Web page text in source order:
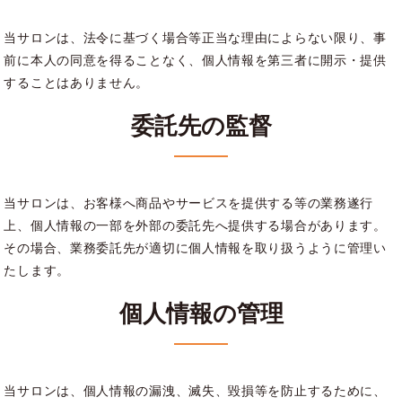
当サロンは、法令に基づく場合等正当な理由によらない限り、事
前に本人の同意を得ることなく、個人情報を第三者に開示・提供
することはありません。
委託先の監督
当サロンは、お客様へ商品やサービスを提供する等の業務遂行
上、個人情報の一部を外部の委託先へ提供する場合があります。
その場合、業務委託先が適切に個人情報を取り扱うように管理い
たします。
個人情報の管理
当サロンは、個人情報の漏洩、滅失、毀損等を防止するために、